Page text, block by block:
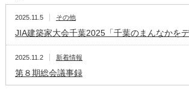
2025.11.5 その他
JIA建築家大会千葉2025「千葉のまんなかをデ
2025.11.2 新着情報
第８期総会議事録